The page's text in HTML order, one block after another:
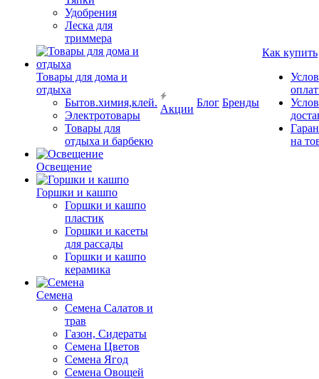
Удобрения
Леска для
триммера
Товары для дома и
отдыха
Бытов.химия,клей.
Электротовары
Товары для
отдыха и барбекю
Освещение
Горшки и кашпо
Горшки и кашпо
пластик
Горшки и касеты
для рассады
Горшки и кашпо
керамика
Семена
Семена Салатов и
трав
Газон, Сидераты
Семена Цветов
Семена Ягод
Семена Овощей
Акции
Блог Бренды
Как купить
на